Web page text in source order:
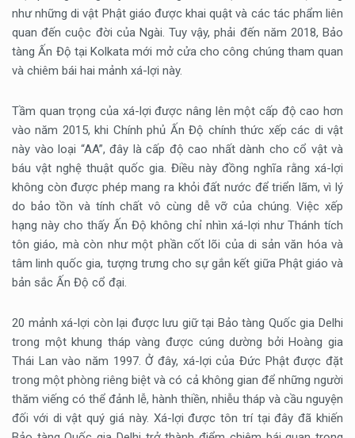
như những di vật Phật giáo được khai quật và các tác phẩm liên
quan đến cuộc đời của Ngài. Tuy vậy, phải đến năm 2018, Bảo
tàng Ấn Độ tại Kolkata mới mở cửa cho công chúng tham quan
và chiêm bái hai mảnh xá-lợi này.
Tầm quan trọng của xá-lợi được nâng lên một cấp độ cao hơn
vào năm 2015, khi Chính phủ Ấn Độ chính thức xếp các di vật
này vào loại “AA”, đây là cấp độ cao nhất dành cho cổ vật và
báu vật nghệ thuật quốc gia. Điều này đồng nghĩa rằng xá-lợi
không còn được phép mang ra khỏi đất nước để triển lãm, vì lý
do bảo tồn và tính chất vô cùng dễ vỡ của chúng. Việc xếp
hạng này cho thấy Ấn Độ không chỉ nhìn xá-lợi như Thánh tích
tôn giáo, mà còn như một phần cốt lõi của di sản văn hóa và
tâm linh quốc gia, tượng trưng cho sự gắn kết giữa Phật giáo và
bản sắc Ấn Độ cổ đại.
20 mảnh xá-lợi còn lại được lưu giữ tại Bảo tàng Quốc gia Delhi
trong một khung tháp vàng được cúng dường bởi Hoàng gia
Thái Lan vào năm 1997. Ở đây, xá-lợi của Đức Phật được đặt
trong một phòng riêng biệt và có cả không gian để những người
thăm viếng có thể đảnh lễ, hành thiền, nhiễu tháp và cầu nguyện
đối với di vật quý giá này. Xá-lợi được tôn trí tại đây đã khiến